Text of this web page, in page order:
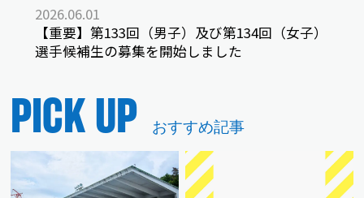
2026.06.01
【重要】第133回（男子）及び第134回（女子）
選手候補生の募集を開始しました
PICK UP おすすめ記事